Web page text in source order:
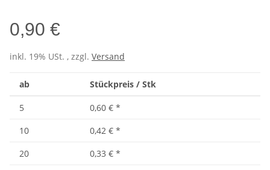
0,90 €
inkl. 19% USt. , zzgl. Versand
ab Stückpreis / Stk
5 0,60 € *
10
0,42 € *
20
0,33 € *